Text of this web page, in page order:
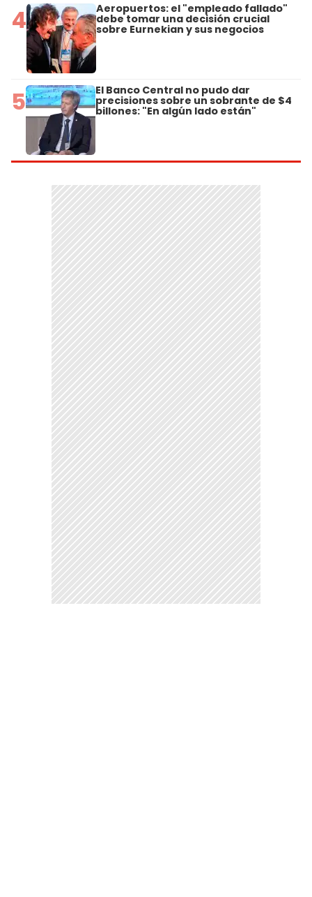
4 Aeropuertos: el "empleado fallado"
debe tomar una decisión crucial
sobre Eurnekian y sus negocios
5 El Banco Central no pudo dar
precisiones sobre un sobrante de $4
billones: "En algún lado están"